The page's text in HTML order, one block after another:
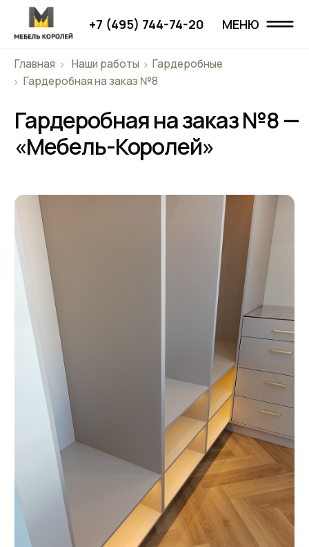
+7 (495) 744-74-20
Наши работы
Проекты
Главная
О компании
Отзывы
Контакты
Москва, ш. Энтузиастов 48/1
+7 (495) 744-74-20
Гардеробная на заказ №8
Гардеробная на заказ №8 —